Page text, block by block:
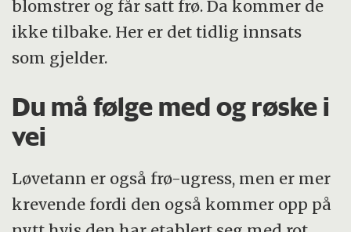
blomstrer og får satt frø. Da kommer de
ikke tilbake. Her er det tidlig innsats
som gjelder.
Du må følge med og røske i
vei
Løvetann er også frø-ugress, men er mer
krevende fordi den også kommer opp på